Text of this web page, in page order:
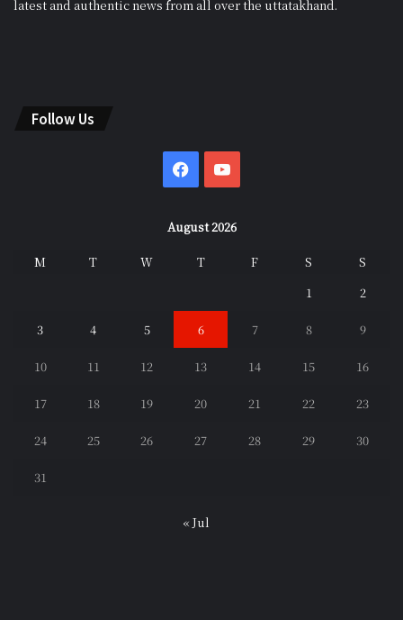
latest and authentic news from all over the uttatakhand.
Follow Us
Facebook
August 2026
M T W T F S
S
1
2
3 4 5 6 7 8 9
10 11 12 13 14 15 16
17 18 19 20 21 22 23
24 25 26 27 28 29 30
31
« Jul